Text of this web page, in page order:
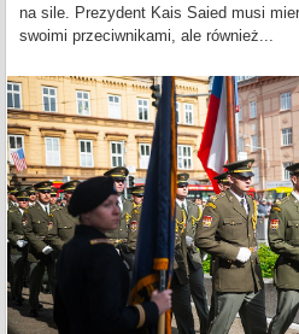
na sile. Prezydent Kais Saied musi
swoimi przeciwnikami, ale również...